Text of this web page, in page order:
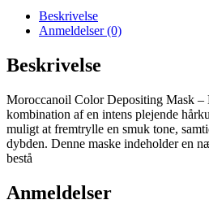
Beskrivelse
Anmeldelser (0)
Beskrivelse
Moroccanoil Color Depositing Mask –
kombination af en intens plejende
muligt at fremtrylle en smuk tone,
dybden. Denne maske indeholder en
bestå
Anmeldelser